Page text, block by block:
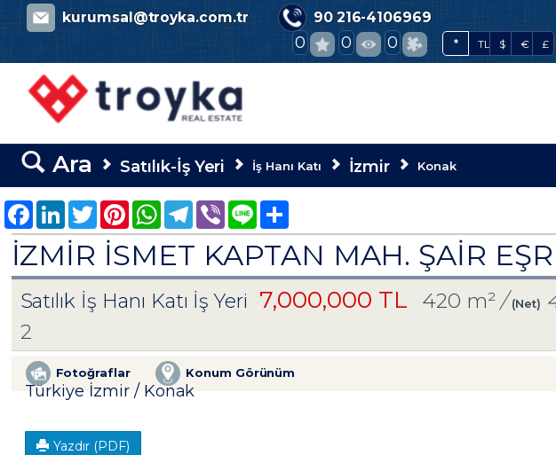
evinialsatkirala.com
kurumsal@troyka.com.tr 90 216-4106969
0 0 0 * TL $ € £
Ara Satılık-İş Yeri İş Hanı Katı İzmir Konak
Facebook
LinkedInTwitterPinterestWhatsAppTelegram
Viber Line Share
İZMİR İSMET KAPTAN MAH. ŞAİR
Satılık İş Hanı Katı İş Yeri 7,000,000 TL 420 m²/(Net)
2
Fotoğraflar Konum Görünüm
Türkiye İzmir / Konak
Yazdır (PDF)